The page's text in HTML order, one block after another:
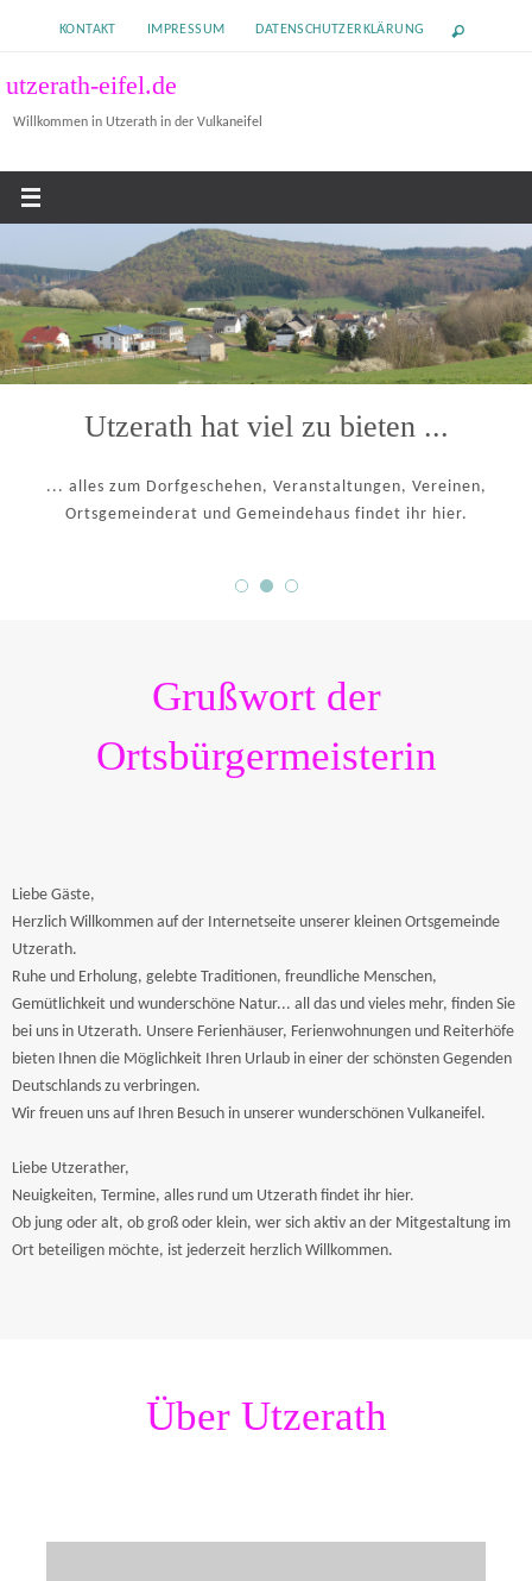
KONTAKT IMPRESSUM DATENSCHUTZERKLÄRUNG
utzerath-eifel.de
Willkommen in Utzerath in der Vulkaneifel
Utzerath hat viel zu bieten ...
... alles zum Dorfgeschehen, Veranstaltungen, Vereinen,
Ortsgemeinderat und Gemeindehaus findet ihr hier.
Grußwort der
Ortsbürgermeisterin
Liebe Gäste,
Herzlich Willkommen auf der Internetseite unserer kleinen Ortsgemeinde
Utzerath.
Ruhe und Erholung, gelebte Traditionen, freundliche Menschen,
Gemütlichkeit und wunderschöne Natur... all das und vieles mehr, finden Sie
bei uns in Utzerath. Unsere Ferienhäuser, Ferienwohnungen und Reiterhöfe
bieten Ihnen die Möglichkeit Ihren Urlaub in einer der schönsten Gegenden
Deutschlands zu verbringen.
Wir freuen uns auf Ihren Besuch in unserer wunderschönen Vulkaneifel.
Liebe Utzerather,
Neuigkeiten, Termine, alles rund um Utzerath findet ihr hier.
Ob jung oder alt, ob groß oder klein, wer sich aktiv an der Mitgestaltung im
Ort beteiligen möchte, ist jederzeit herzlich Willkommen.
Über Utzerath